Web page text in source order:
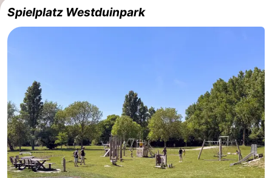
Denkmäler
-
Aussichtspunkte
Attraktionen
-
Spielplätze
-
Indoor-
-
Spielplatz Westduinpark